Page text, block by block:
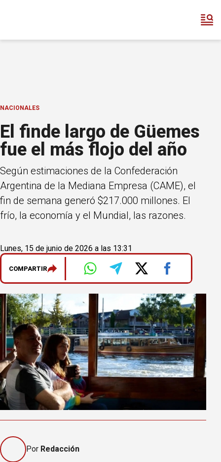
NACIONALES
El finde largo de Güemes
fue el más flojo del año
Según estimaciones de la Confederación
Argentina de la Mediana Empresa (CAME), el
fin de semana generó $217.000 millones. El
frío, la economía y el Mundial, las razones.
Lunes, 15 de junio de 2026 a las 13:31
COMPARTIR
Por Redacción